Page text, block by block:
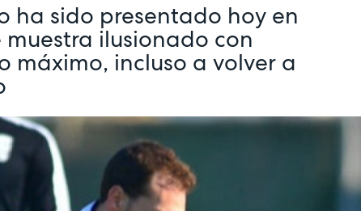
ha sido presentado hoy en
ilusionado con
máximo, incluso a volver a